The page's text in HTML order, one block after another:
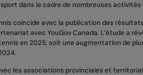
dans le cadre de nombreuses
coïncide avec la publication des
avec YouGov Canada. L’étude a
en 2025, soit une augmentation de
les associations provinciales et